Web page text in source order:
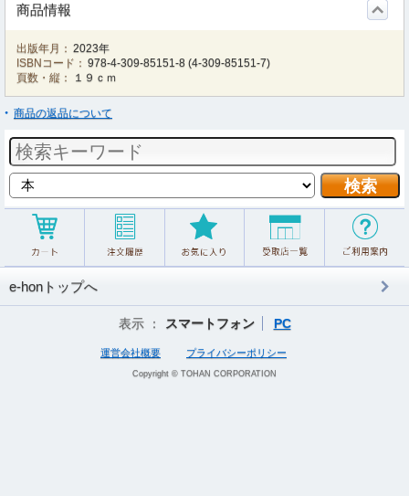
商品情報
出版年月： 2023年
ISBNコード： 978-4-309-85151-8 (4-309-85151-7)
頁数・縦：
１９ｃｍ
商品の返品について
e-honトップへ
表示 ： スマートフォン PC
運営会社概要 プライバシーポリシー
Copyright © TOHAN CORPORATION